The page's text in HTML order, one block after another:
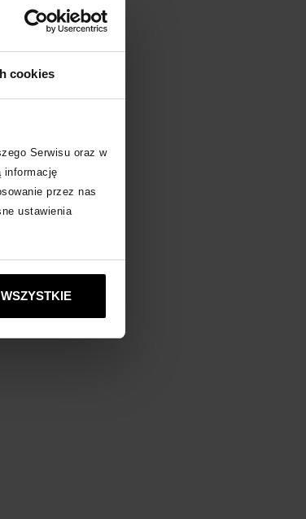
cookies
Serwisu oraz w
informację
przez nas
ustawienia